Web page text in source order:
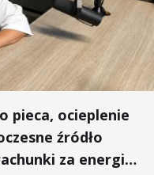
pieca, ocieplenie
źródło
za energię,